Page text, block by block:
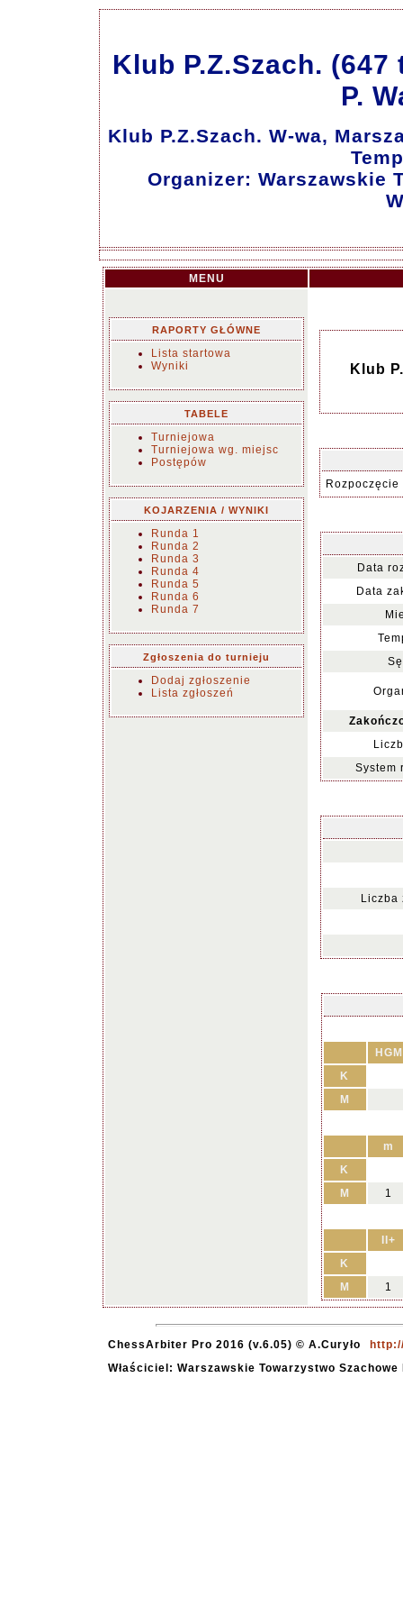
Klub P.Z.Szach.
P.
Klub P.Z.Szach. W-wa,
Organizer: Warszawskie
MENU
RAPORTY GŁÓWNE
Lista startowa
Wyniki
TABELE
Turniejowa
Turniejowa wg. miejsc
Postępów
KOJARZENIA / WYNIKI
Runda 1
Runda 2
Runda 3
Runda 4
Runda 5
Runda 6
Runda 7
Zgłoszenia do turnieju
Dodaj zgłoszenie
Lista zgłoszeń
Klub
Data
Data
System
Liczba
HGM
K
M
m
K
M
1
II+
K
M
1
ChessArbiter Pro 2016 (v.6.05) © A.Curyło
Właściciel: Warszawskie Towarzystwo